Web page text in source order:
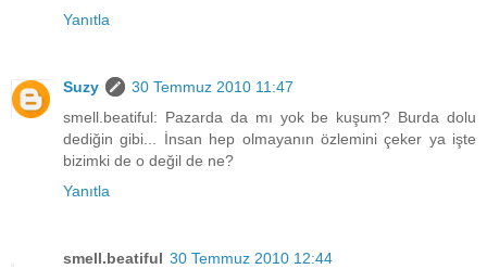
Yanıtla
Suzy
30 Temmuz 2010 11:47
smell.beatiful: Pazarda da mı yok be kuşum? Burda dolu
dediğin gibi... İnsan hep olmayanın özlemini çeker ya işte
bizimki de o değil de ne?
Yanıtla
smell.beatiful 30 Temmuz 2010 12:44